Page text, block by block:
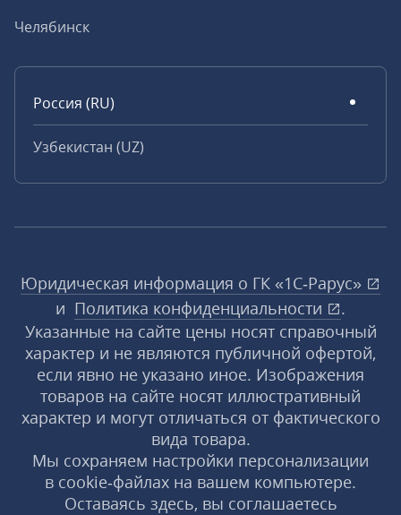
Челябинск
Россия (RU)
Узбекистан (UZ)
Юридическая информация о ГК «1С‑Рарус»
и Политика конфиденциальности
.
Указанные на сайте цены носят справочный
характер и не являются публичной офертой,
если явно не указано иное. Изображения
товаров на сайте носят иллюстративный
характер и могут отличаться от фактического
вида товара.
Мы сохраняем настройки персонализации
в cookie‑файлах на вашем компьютере.
Оставаясь здесь, вы соглашаетесь